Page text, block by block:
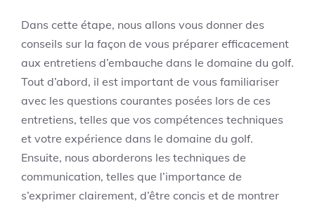
Dans cette étape, nous allons vous donner des
conseils sur la façon de vous préparer efficacement
aux entretiens d’embauche dans le domaine du golf.
Tout d’abord, il est important de vous familiariser
avec les questions courantes posées lors de ces
entretiens, telles que vos compétences techniques
et votre expérience dans le domaine du golf.
Ensuite, nous aborderons les techniques de
communication, telles que l’importance de
s’exprimer clairement, d’être concis et de montrer